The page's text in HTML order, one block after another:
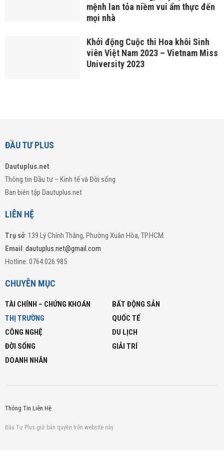
mệnh lan tỏa niềm vui ẩm thực đến
mọi nhà
Khởi động Cuộc thi Hoa khôi Sinh
viên Việt Nam 2023 – Vietnam Miss
University 2023
ĐẦU TƯ PLUS
Dautuplus.net
Thông tin Đầu tư – Kinh tế và Đời sống
Ban biên tập Dautuplus.net
LIÊN HỆ
Trụ sở: 139 Lý Chính Thắng, Phường Xuân Hòa, TP.HCM.
Email: dautuplus.net@gmail.com
Hotline: 0764.026.985
CHUYÊN MỤC
TÀI CHÍNH – CHỨNG KHOÁN
BẤT ĐỘNG SẢN
THỊ TRƯỜNG
QUỐC TẾ
CÔNG NGHỆ
DU LỊCH
ĐỜI SỐNG
GIẢI TRÍ
DOANH NHÂN
Thông Tin Liên Hệ
Đầu Tư Plus giữ bản quyền trên website này